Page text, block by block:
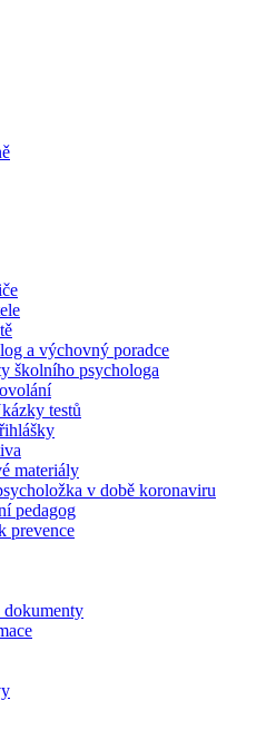
a výchovný poradce
školního psychologa
testů
materiály
v době koronaviru
pedagog
prevence
dokumenty